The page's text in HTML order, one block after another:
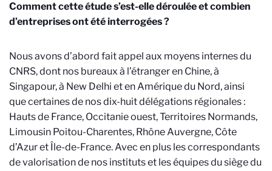
Comment cette étude s’est-elle déroulée et combien
d’entreprises ont été interrogées ?
Nous avons d’abord fait appel aux moyens internes du
CNRS, dont nos bureaux à l’étranger en Chine, à
Singapour, à New Delhi et en Amérique du Nord, ainsi
que certaines de nos dix-huit délégations régionales :
Hauts de France, Occitanie ouest, Territoires Normands,
Limousin Poitou-Charentes, Rhône Auvergne, Côte
d’Azur et Île-de-France. Avec en plus les correspondants
de valorisation de nos instituts et les équipes du siège du